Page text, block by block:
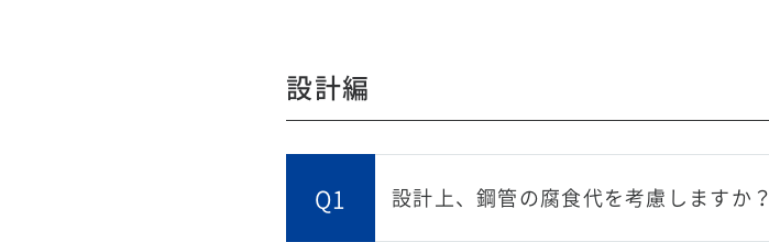
設計編
Q1 設計上、鋼管の腐食代を考慮しますか？